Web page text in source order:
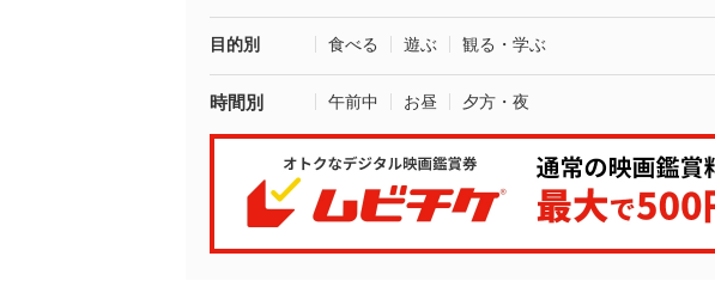
目的別 食べる 遊ぶ 観る・学ぶ
時間別 午前中 お昼 夕方・夜